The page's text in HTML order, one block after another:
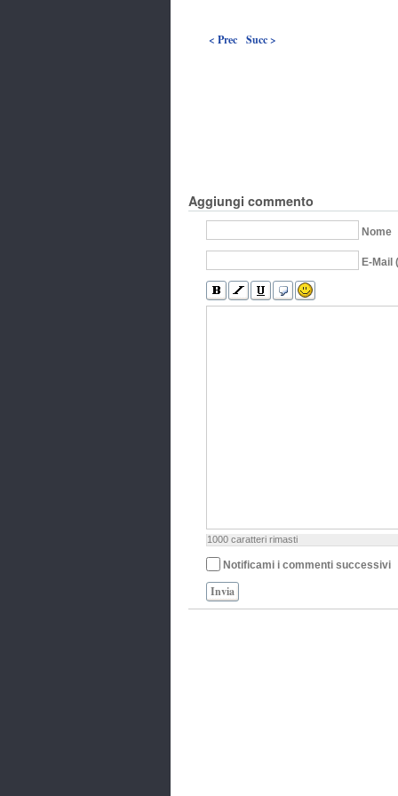
< Prec Succ >
Aggiungi commento
Nome
E-Mail
1000 caratteri rimasti
Notificami i commenti successivi
Invia